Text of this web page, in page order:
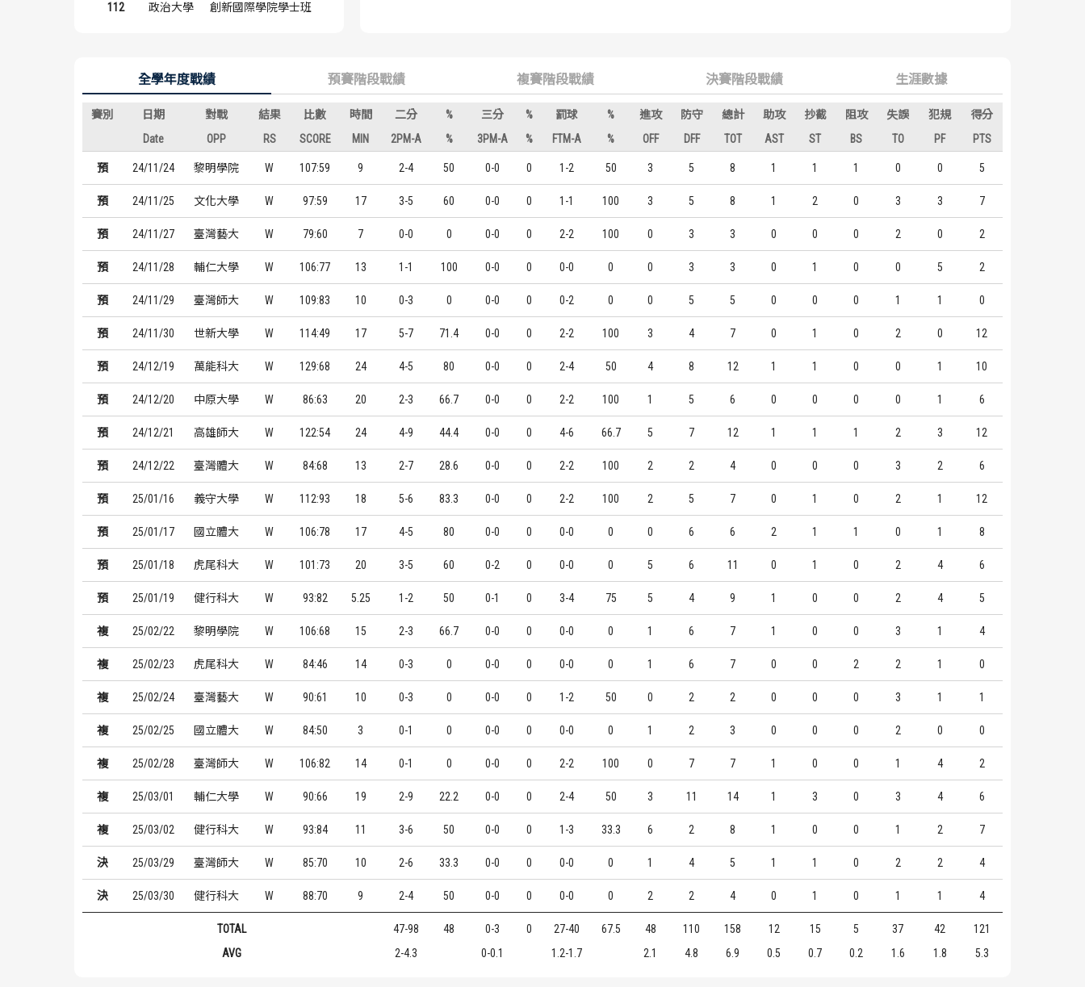
112 政治大學 創新國際學院學士班
全學年度戰績 預賽階段戰績 複賽階段戰績 決賽階段戰績 生涯數據
賽別 日期 對戰 結果 比數 時間 二分 % 三分 % 罰球 % 進攻 防守 總計 助攻 抄截 阻攻 失誤 犯規
得分
Date
OPP RS SCORE MIN 2PM-A % 3PM-A % FTM-A % OFF DFF TOT AST ST BS TO PF PTS
預 24/11/24 黎明學院 W 107:59 9 2-4 50 0-0 0 1-2 50 3 5 8 1 1 1 0 0 5
預 24/11/25 文化大學 W 97:59 17 3-5 60 0-0 0 1-1 100 3 5 8 1 2 0 3 3 7
預 24/11/27 臺灣藝大 W 79:60 7 0-0 0 0-0 0 2-2 100 0 3 3 0 0 0 2 0 2
預 24/11/28 輔仁大學 W 106:77 13 1-1 100 0-0 0 0-0 0 0 3 3 0 1 0 0 5 2
預 24/11/29 臺灣師大 W 109:83 10 0-3 0 0-0 0 0-2 0 0 5 5 0 0 0 1 1 0
預 24/11/30 世新大學 W 114:49 17 5-7 71.4 0-0 0 2-2 100 3 4 7 0 1 0 2 0 12
預 24/12/19 萬能科大 W 129:68 24 4-5 80 0-0 0 2-4 50 4 8 12 1 1 0 0 1 10
預 24/12/20 中原大學 W 86:63 20 2-3 66.7 0-0 0 2-2 100 1 5 6 0 0 0 0 1 6
預 24/12/21 高雄師大 W 122:54 24 4-9 44.4 0-0 0 4-6 66.7 5 7 12 1 1 1 2 3 12
預 24/12/22 臺灣體大 W 84:68 13 2-7 28.6 0-0 0 2-2 100 2 2 4 0 0 0 3 2 6
預 25/01/16 義守大學 W 112:93 18 5-6 83.3 0-0 0 2-2 100 2 5 7 0 1 0 2 1 12
預 25/01/17 國立體大 W 106:78 17 4-5 80 0-0 0 0-0 0 0 6 6 2 1 1 0 1 8
預 25/01/18 虎尾科大 W 101:73 20 3-5 60 0-2 0 0-0 0 5 6 11 0 1 0 2 4 6
預 25/01/19 健行科大 W 93:82 5.25 1-2 50 0-1 0 3-4 75 5 4 9 1 0 0 2 4 5
複 25/02/22 黎明學院 W 106:68 15 2-3 66.7 0-0 0 0-0 0 1 6 7 1 0 0 3 1 4
複 25/02/23 虎尾科大 W 84:46 14 0-3 0 0-0 0 0-0 0 1 6 7 0 0 2 2 1 0
複 25/02/24 臺灣藝大 W 90:61 10 0-3 0 0-0 0 1-2 50 0 2 2 0 0 0 3 1 1
複 25/02/25 國立體大 W 84:50 3 0-1 0 0-0 0 0-0 0 1 2 3 0 0 0 2 0 0
複 25/02/28 臺灣師大 W 106:82 14 0-1 0 0-0 0 2-2 100 0 7 7 1 0 0 1 4 2
複 25/03/01 輔仁大學 W 90:66 19 2-9 22.2 0-0 0 2-4 50 3 11 14 1 3 0 3 4 6
複 25/03/02 健行科大 W 93:84 11 3-6 50 0-0 0 1-3 33.3 6 2 8 1 0 0 1 2 7
決 25/03/29 臺灣師大 W 85:70 10 2-6 33.3 0-0 0 0-0 0 1 4 5 1 1 0 2 2 4
決 25/03/30 健行科大 W 88:70 9 2-4 50 0-0 0 0-0 0 2 2 4 0 1 0 1 1 4
TOTAL 47-98 48 0-3 0 27-40 67.5 48 110 158 12 15 5 37 42
121
AVG
2-4.3 0-0.1 1.2-1.7 2.1 4.8 6.9 0.5 0.7 0.2 1.6 1.8 5.3